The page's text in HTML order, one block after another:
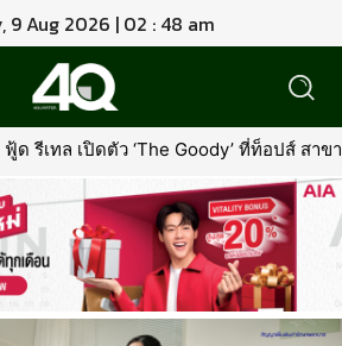
9 Aug 2026 | 02 : 48 am
รีเทล เปิดตัว ‘The Goody’ ที่ท็อปส์ สา